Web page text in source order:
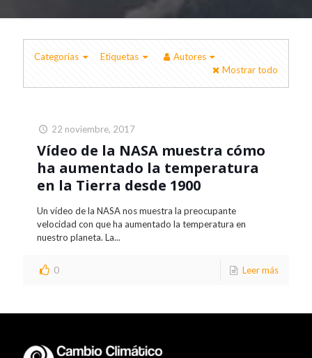
Categorías Etiquetas
Autores
Mostrar todo
22 noviembre, 2017
Vídeo de la NASA muestra cómo
ha aumentado la temperatura
en la Tierra desde 1900
Un vídeo de la NASA nos muestra la preocupante
velocidad con que ha aumentado la temperatura en
nuestro planeta. La...
0 Leer más